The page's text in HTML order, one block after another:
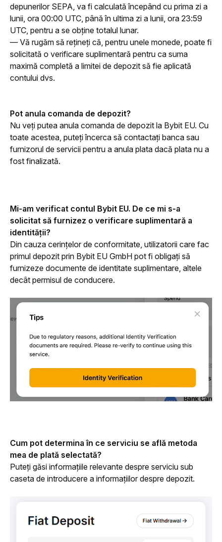
depunerilor SEPA, va fi calculată începând cu prima zi a
lunii, ora 00:00 UTC, până în ultima zi a lunii, ora 23:59
UTC, pentru a se obține totalul lunar.
— Vă rugăm să rețineți că, pentru unele monede, poate fi
solicitată o verificare suplimentară pentru ca suma
maximă completă a limitei de depozit să fie aplicată
contului dvs.
Pot anula comanda de depozit?
Nu veți putea anula comanda de depozit la Bybit EU. Cu
toate acestea, puteți încerca să contactați banca sau
furnizorul de servicii pentru a anula plata dacă plata nu a
fost finalizată.
Mi-am verificat contul Bybit EU. De ce mi s-a
solicitat să furnizez o verificare suplimentară a
identității?
Din cauza cerințelor de conformitate, utilizatorii care fac
primul depozit prin Bybit EU GmbH pot fi obligați să
furnizeze documente de identitate suplimentare, altele
decât permisul de conducere.
Cum pot determina în ce serviciu se află metoda
mea de plată selectată?
Puteți găsi informațiile relevante despre serviciu sub
caseta de introducere a informațiilor despre depozit.